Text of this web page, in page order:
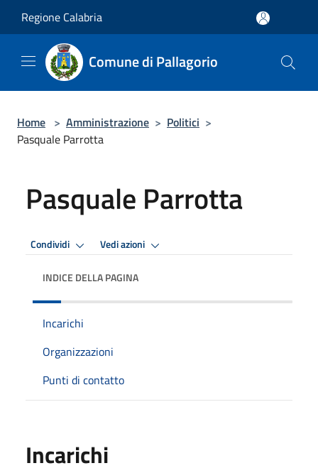
Regione Calabria
Comune di Pallagorio
Home > Amministrazione > Politici >
Pasquale Parrotta
Pasquale Parrotta
Condividi Vedi azioni
INDICE DELLA PAGINA
Incarichi
Organizzazioni
Punti di contatto
Incarichi